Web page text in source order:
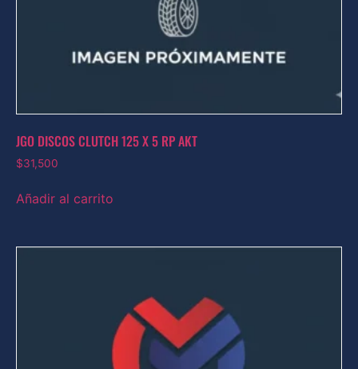
JGO DISCOS CLUTCH 125 X 5 RP AKT
$31,500
Añadir al carrito